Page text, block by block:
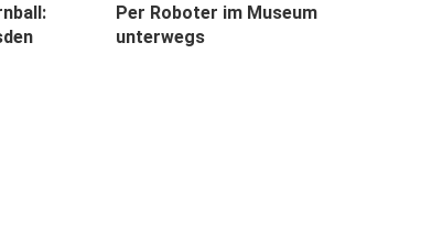
Per Roboter im Museum
unterwegs